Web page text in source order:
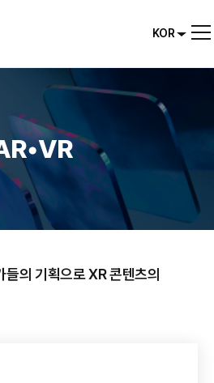
KOR
ENG
의 기획으로 XR 콘텐츠의